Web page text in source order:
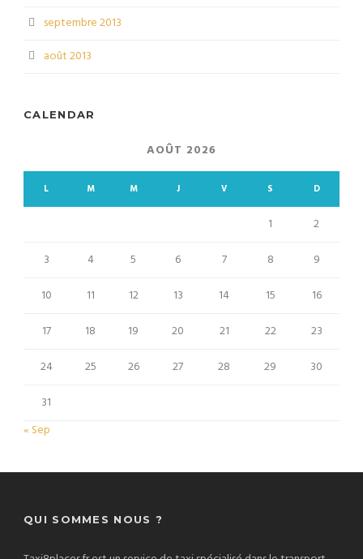
septembre 2013
août 2013
CALENDAR
AOÛT 2026
L M M J V S D
1
2
3
4 5 6 7 8
9
10
11 12 13 14 15
16
17
18 19 20 21 22
23
24
25 26 27 28 29
30
31
« Sep
QUI SOMMES NOUS ?